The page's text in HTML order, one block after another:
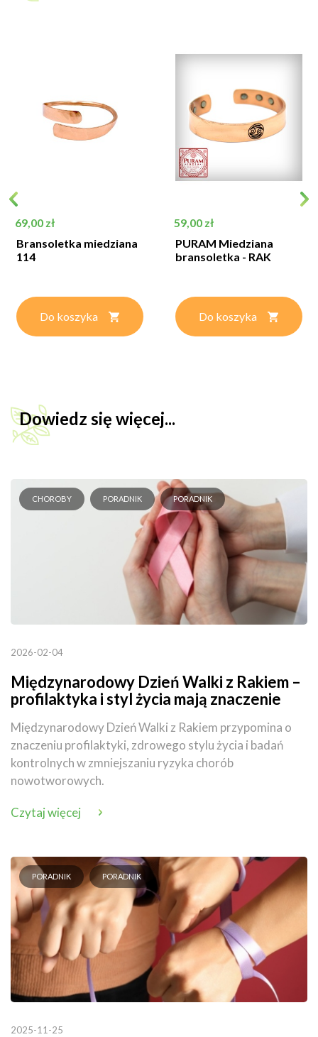
Cena
69,00 zł
Bransoletka miedziana
114
Do koszyka
Cena
59,00 zł
PURAM Miedziana
bransoletka - RAK
Do koszyka
Dowiedz się więcej...
CHOROBY PORADNIK PORADNIK
2026-02-04
Międzynarodowy Dzień Walki z Rakiem –
profilaktyka i styl życia mają znaczenie
Międzynarodowy Dzień Walki z Rakiem przypomina o
znaczeniu profilaktyki, zdrowego stylu życia i badań
kontrolnych w zmniejszaniu ryzyka chorób
nowotworowych.
Czytaj więcej
PORADNIK PORADNIK
2025-11-25